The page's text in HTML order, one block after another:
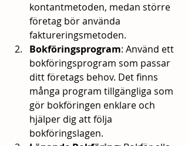
kontantmetoden, medan större
företag bör använda
faktureringsmetoden.
Bokföringsprogram: Använd ett
bokföringsprogram som passar
ditt företags behov. Det finns
många program tillgängliga som
gör bokföringen enklare och
hjälper dig att följa
bokföringslagen.